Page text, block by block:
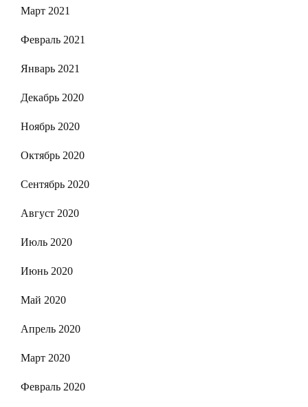
Март 2021
Февраль 2021
Январь 2021
Декабрь 2020
Ноябрь 2020
Октябрь 2020
Сентябрь 2020
Август 2020
Июль 2020
Июнь 2020
Май 2020
Апрель 2020
Март 2020
Февраль 2020